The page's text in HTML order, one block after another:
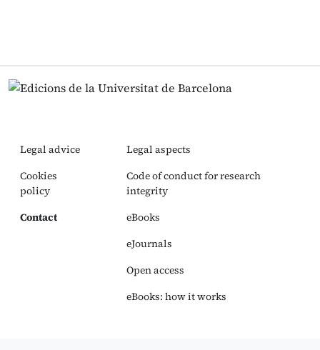
Legal advice
Cookies
policy
Contact
Legal aspects
Code of conduct for research
integrity
eBooks
eJournals
Open access
eBooks: how it works